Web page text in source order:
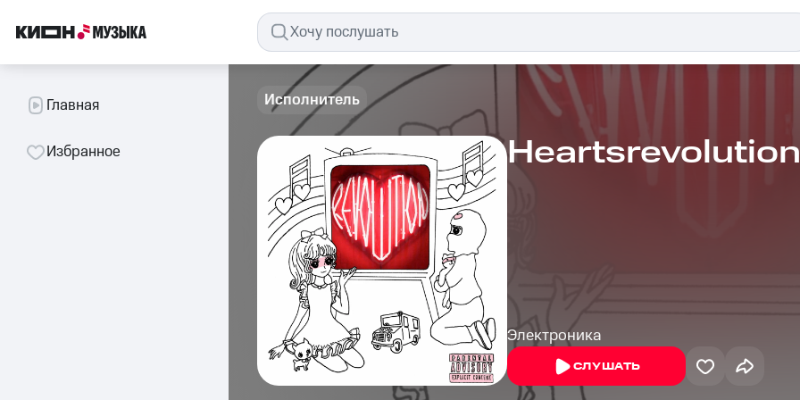
Главная
Избранное
Исполнитель
Heartsrevolution
Электроника
СЛУШАТЬ